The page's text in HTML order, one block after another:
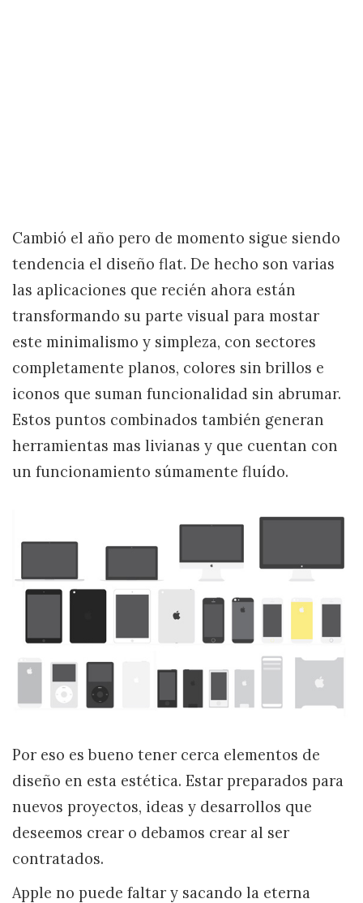
Cambió el año pero de momento sigue siendo
tendencia el diseño flat. De hecho son varias
las aplicaciones que recién ahora están
transformando su parte visual para mostar
este minimalismo y simpleza, con sectores
completamente planos, colores sin brillos e
iconos que suman funcionalidad sin abrumar.
Estos puntos combinados también generan
herramientas mas livianas y que cuentan con
un funcionamiento súmamente fluído.
Por eso es bueno tener cerca elementos de
diseño en esta estética. Estar preparados para
nuevos proyectos, ideas y desarrollos que
deseemos crear o debamos crear al ser
contratados.
Apple no puede faltar y sacando la eterna